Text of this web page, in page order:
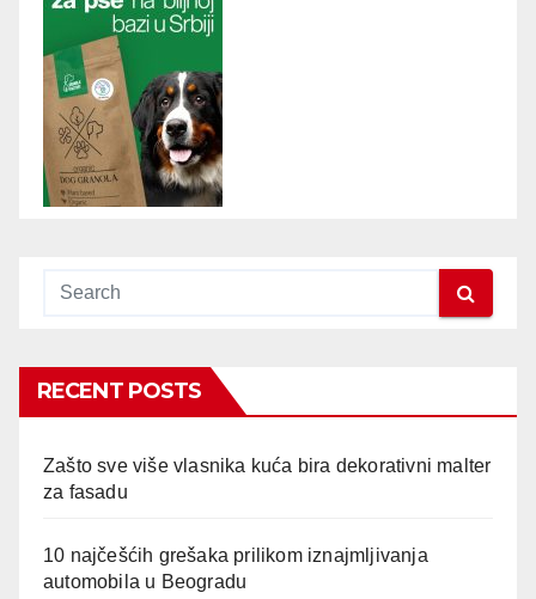
RECENT POSTS
Zašto sve više vlasnika kuća bira dekorativni malter
za fasadu
10 najčešćih grešaka prilikom iznajmljivanja
automobila u Beogradu